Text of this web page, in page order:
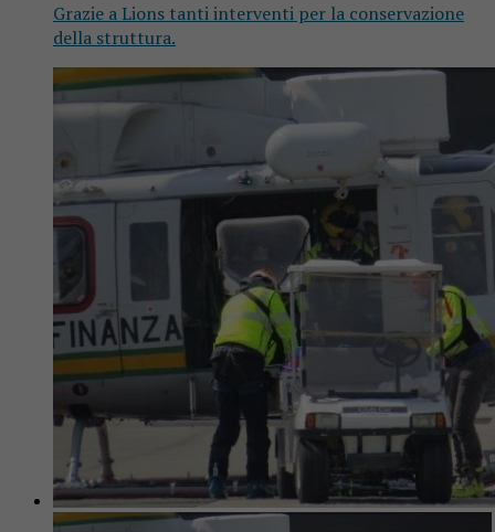
Grazie a Lions tanti interventi per la conservazione
della struttura.